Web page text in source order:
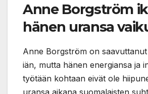
Anne Borgström
hänen uransa
Anne Borgström on
iän, mutta hänen energiansa ja
työtään kohtaan eivät ole
uransa aikana suomalaisten